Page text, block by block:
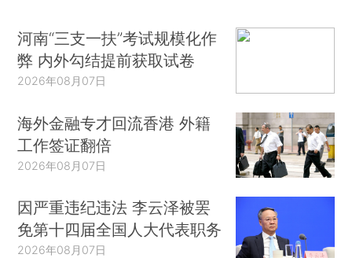
河南“三支一扶”考试规模化作
弊 内外勾结提前获取试卷
2026年08月07日
海外金融专才回流香港 外籍
工作签证翻倍
2026年08月07日
因严重违纪违法 李云泽被罢
免第十四届全国人大代表职务
2026年08月07日